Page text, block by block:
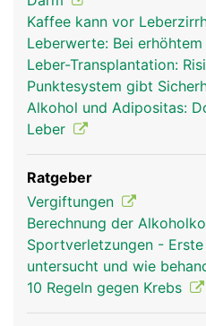
leber frau
Kaffee kann vor
Leberwerte: Bei
Leber-Transplantation:
Punktesystem gibt
Alkohol und Adipositas:
Leber
Ratgeber
Vergiftungen
Berechnung der
Sportverletzungen -
untersucht und wie
10 Regeln gegen Krebs